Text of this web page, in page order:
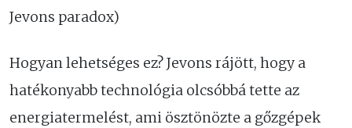
Jevons paradox)
Hogyan lehetséges ez? Jevons rájött, hogy a
hatékonyabb technológia olcsóbbá tette az
energiatermelést, ami ösztönözte a gőzgépek